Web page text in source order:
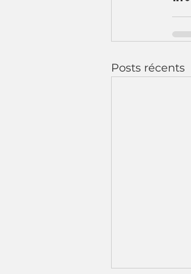
Posts récents